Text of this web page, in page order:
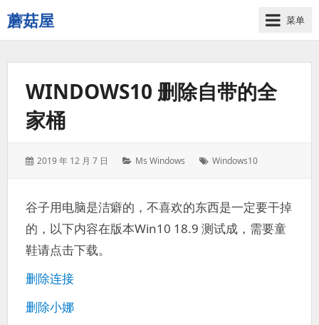
蘑菇屋
欢
迎
菜单
WINDOWS10 删除自带的全
家桶
发
2019 年 12 月 7 日
分
Ms Windows
标
Windows10
谷子用电脑是洁癖的，不喜欢的东西是一定要干掉
的，以下内容在版本Win10 18.9 测试成，需要童
鞋请点击下载。
删除连接
删除小娜